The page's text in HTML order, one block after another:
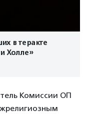
в теракте
Холле»
Комиссии ОП